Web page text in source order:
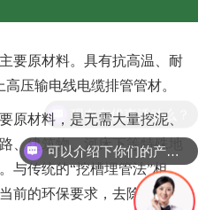
要原材料。具有抗高温、耐
压输电线电缆排管管材。
原材料，是无需大量挖泥、
、建筑物、河床下等特殊地
与传统的“挖槽埋管法”相
前的环保要求，去除因传统
可以介绍下你们的产品么？
现在有优惠活动么？